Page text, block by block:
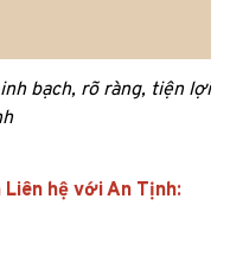
bạch, rõ ràng, tiện lợi
Liên hệ với An Tịnh: